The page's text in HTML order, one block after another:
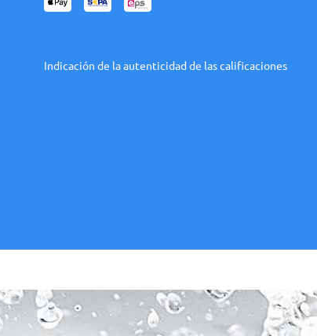
Indicación de la autenticidad de las calificaciones